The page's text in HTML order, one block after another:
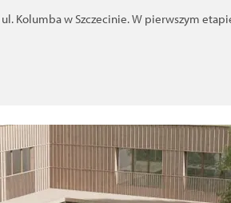
Kolumba w Szczecinie. W pierwszym